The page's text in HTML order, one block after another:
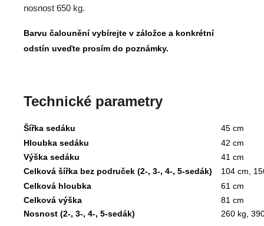
nosnost 650 kg.
Barvu čalounění vybírejte v záložce a konkrétní
odstín uveďte prosím do poznámky.
Technické parametry
Šířka sedáku
45 cm
Hloubka sedáku
42 cm
Výška sedáku
41 cm
Celková šířka bez područek (2-, 3-, 4-, 5-sedák)
104 cm,
Celková hloubka
61 cm
Celková výška
81 cm
Nosnost (2-, 3-, 4-, 5-sedák)
260 kg,